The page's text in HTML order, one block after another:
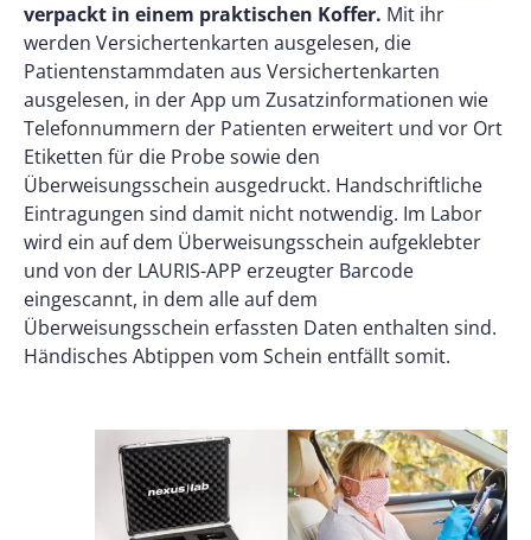
verpackt in einem praktischen Koffer. Mit ihr
werden Versichertenkarten ausgelesen, die
Patientenstammdaten aus Versichertenkarten
ausgelesen, in der App um Zusatzinformationen wie
Telefonnummern der Patienten erweitert und vor Ort
Etiketten für die Probe sowie den
Überweisungsschein ausgedruckt. Handschriftliche
Eintragungen sind damit nicht notwendig. Im Labor
wird ein auf dem Überweisungsschein aufgeklebter
und von der LAURIS-APP erzeugter Barcode
eingescannt, in dem alle auf dem
Überweisungsschein erfassten Daten enthalten sind.
Händisches Abtippen vom Schein entfällt somit.